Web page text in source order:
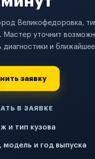
Великофедоровка,
уточнит
диагностики и
заявку
В ЗАЯВКЕ
и тип кузова
модель и год выпуска